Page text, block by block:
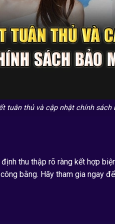
tuân thủ và cập nhật chính sách
thu thập rõ ràng kết hợp
bằng. Hãy tham gia ngay